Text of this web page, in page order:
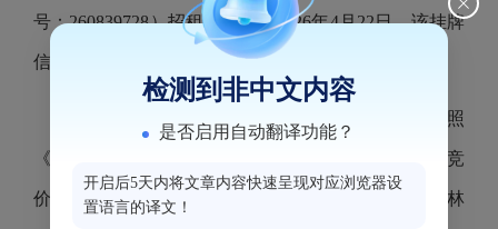
号：260839728）招租公告。至2026年4月22日，该挂牌
信息公告期已满。
2026年4月23日，福州海峡纵横电子竞价平台按照
《国有资产公开招租办理规程（试行）》组织电子竞
价。最终该标的以租金1800（元/月）成交，承租人为林
检测到非中文内容
是否启用自动翻译功能？
开启后5天内将文章内容快速呈现对应浏览器设
置语言的译文！